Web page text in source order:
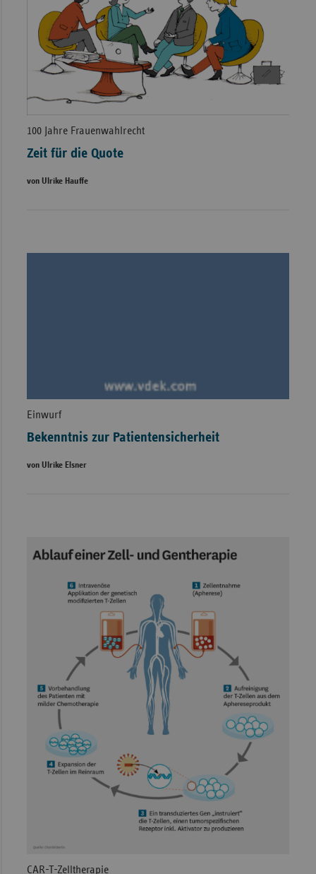
100 Jahre Frauenwahlrecht
Zeit für die Quote
von Ulrike Hauffe
Einwurf
Bekenntnis zur Patientensicherheit
von Ulrike Elsner
CAR-T-Zelltherapie